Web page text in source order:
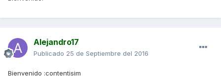
Alejandro17
Publicado 25 de Septiembre del 2016
Bienvenido :contentisim